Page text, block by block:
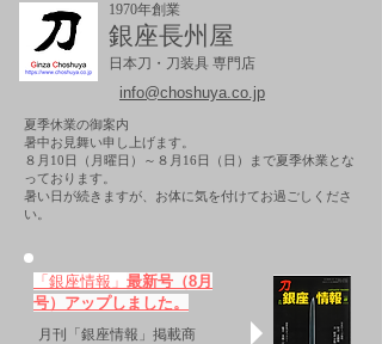
1970年創業
銀座長州屋
日本刀・刀装具 専門店
info@choshuya.co.jp
夏季休業の御案内
暑中お見舞い申し上げます。
８月10日（月曜日）～８月16日（日）まで夏季休業とな
っております。
​暑い日が続きますが、お体に気を付けてお過ごしくださ
い。
「銀座情報」 最新号（8月
号）アップしました。
月刊「銀座情報」掲載商